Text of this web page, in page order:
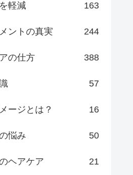
軽減 163
ントの真実 244
の仕方 388
57
ージとは？ 16
悩み 50
ヘアケア 21